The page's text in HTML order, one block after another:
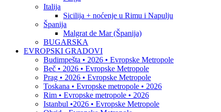
Italija
Sicilija + noćenje u Rimu i Napulju
Španija
Malgrat de Mar (Španija)
BUGARSKA
EVROPSKI GRADOVI
Budimpešta • 2026 • Evropske Metropole
Beč • 2026 • Evropske Metropole
Prag • 2026 • Evropske Metropole
Toskana • Evropske metropole • 2026
Rim • Evropske metropole • 2026
Istanbul •2026 • Evropske Metropole